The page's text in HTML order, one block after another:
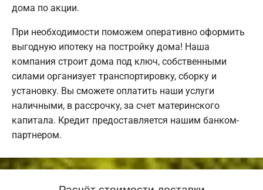
дома по акции.
При необходимости поможем оперативно оформить
выгодную ипотеку на постройку дома! Наша
компания строит дома под ключ, собственными
силами организует транспортировку, сборку и
установку. Вы сможете оплатить наши услуги
наличными, в рассрочку, за счет материнского
капитала. Кредит предоставляется нашим банком-
партнером.